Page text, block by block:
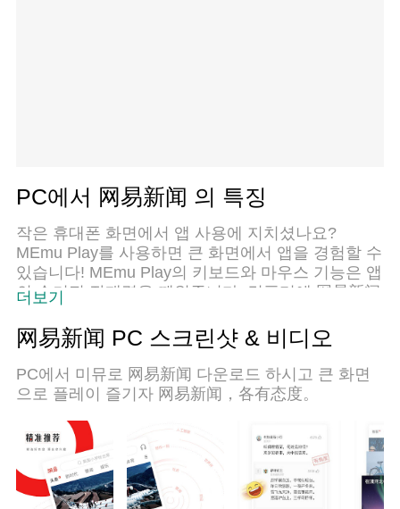
PC에서 网易新闻 의 특징
작은 휴대폰 화면에서 앱 사용에 지치셨나요?
MEmu Play를 사용하면 큰 화면에서 앱을 경험할 수
있습니다! MEmu Play의 키보드와 마우스 기능은 앱
의 숨겨진 잠재력을 깨워줍니다. 컴퓨터에 网易新闻
걱정 없이 좋아하는 앱을 즐길 수 있습니다. MEmu
Play를 사용하면 컴퓨터에서 앱을 쉽게 사용할 수 있
으며, 언제나 고품질 경험을 보장합니다!
더보기
网易新闻 PC 스크린샷 & 비디오
PC에서 미뮤로 网易新闻 다운로드 하시고 큰 화면
으로 플레이 즐기자 网易新闻，各有态度。